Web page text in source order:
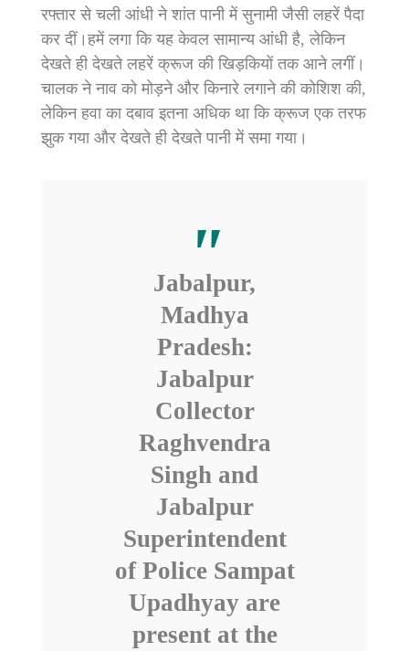
रफ्तार से चली आंधी ने शांत पानी में सुनामी जैसी लहरें पैदा
कर दीं।हमें लगा कि यह केवल सामान्य आंधी है, लेकिन
देखते ही देखते लहरें क्रूज की खिड़कियों तक आने लगीं।
चालक ने नाव को मोड़ने और किनारे लगाने की कोशिश की,
लेकिन हवा का दबाव इतना अधिक था कि क्रूज एक तरफ
झुक गया और देखते ही देखते पानी में समा गया।
Jabalpur,
Madhya
Pradesh:
Jabalpur
Collector
Raghvendra
Singh and
Jabalpur
Superintendent
of Police Sampat
Upadhyay are
present at the